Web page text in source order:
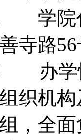
学院
善寺路
办
机构
，全